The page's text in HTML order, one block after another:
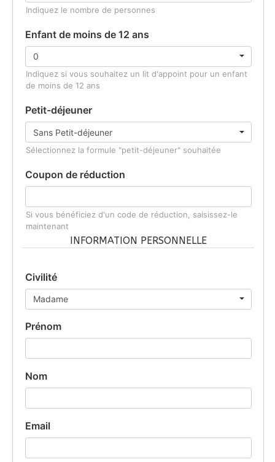
Indiquez le nombre de personnes
Enfant de moins de 12 ans
Indiquez si vous souhaitez un lit d'appoint pour un enfant
de moins de 12 ans
Petit-déjeuner
Sélectionnez la formule "petit-déjeuner" souhaitée
Coupon de réduction
Si vous bénéficiez d'un code de réduction, saisissez-le
maintenant
INFORMATION PERSONNELLE
Civilité
Prénom
Nom
Email